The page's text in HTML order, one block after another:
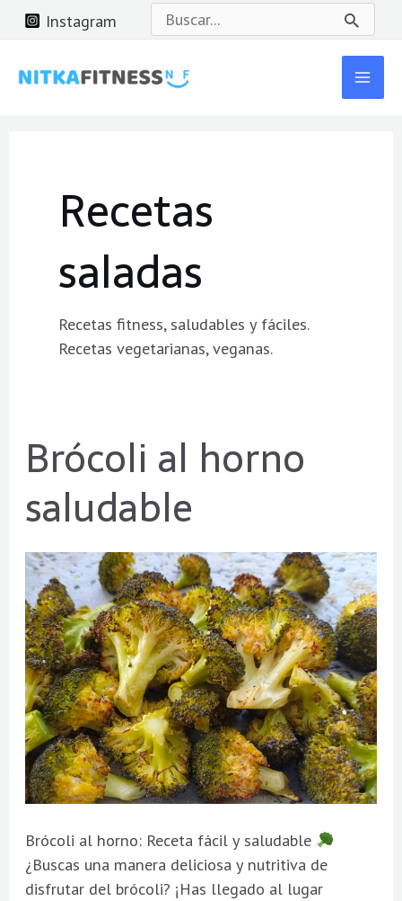
Instagram
Buscar
por:
Recetas
saladas
Recetas fitness, saludables y fáciles.
Recetas vegetarianas, veganas.
Brócoli al horno
saludable
Brócoli al horno: Receta fácil y saludable
¿Buscas una manera deliciosa y nutritiva de
disfrutar del brócoli? ¡Has llegado al lugar
Brócoli
al
horno
saludable